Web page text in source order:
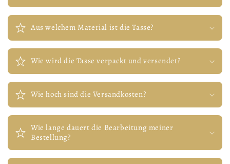
Aus welchem Material ist die Tasse?
Wie wird die Tasse verpackt und versendet?
Wie hoch sind die Versandkosten?
Wie lange dauert die Bearbeitung meiner
Bestellung?